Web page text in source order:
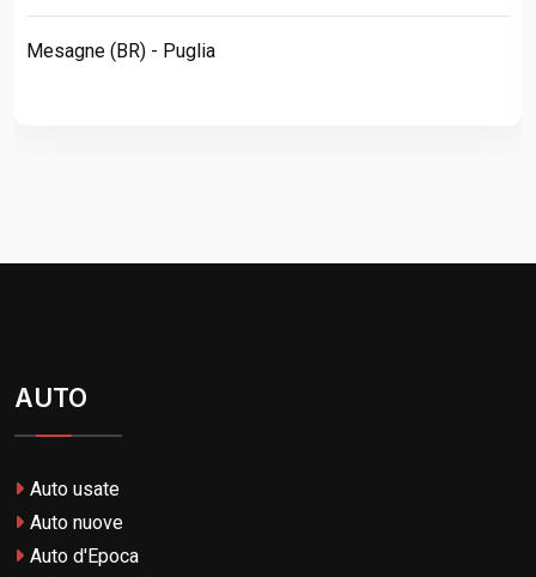
Mesagne (BR) - Puglia
AUTO
Auto usate
Auto nuove
Auto d'Epoca